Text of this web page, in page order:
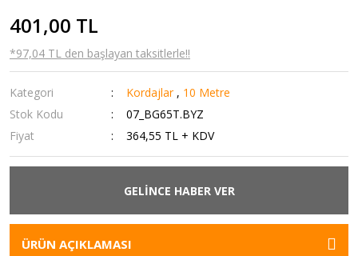
401,00 TL
*97,04 TL den başlayan taksitlerle!!
Kategori Kordajlar , 10 Metre
Stok Kodu
07_BG65T.BYZ
Fiyat
364,55 TL + KDV
GELİNCE HABER VER
ÜRÜN AÇIKLAMASI